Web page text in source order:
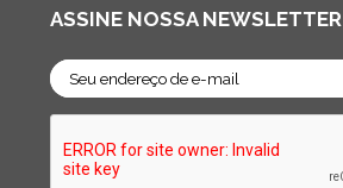
ASSINE NOSSA NEWSLETTER